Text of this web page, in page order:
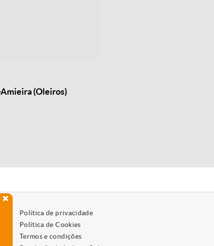
(Oleiros)
Política de privacidade
Política de Cookies
Termos e condições